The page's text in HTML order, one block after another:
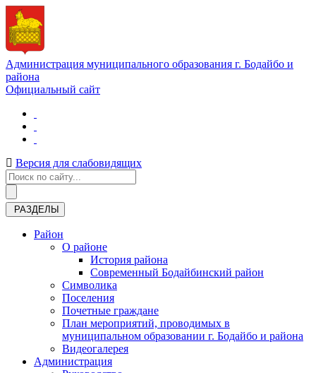
Администрация муниципального образования г. Бодайбо и
района
Официальный сайт
Версия для слабовидящих
РАЗДЕЛЫ
Район
О районе
История района
Современный Бодайбинский район
Символика
Поселения
Почетные граждане
План мероприятий, проводимых в
муниципальном образовании г. Бодайбо и района
Видеогалерея
Администрация